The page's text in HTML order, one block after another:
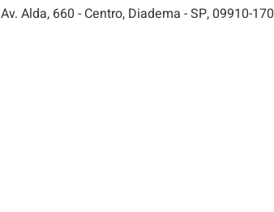
Av. Alda, 660 - Centro, Diadema - SP, 09910-170